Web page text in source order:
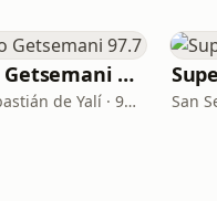
Radio Getsemani 97.7
San Sebastián de Yalí · 97.7 FM